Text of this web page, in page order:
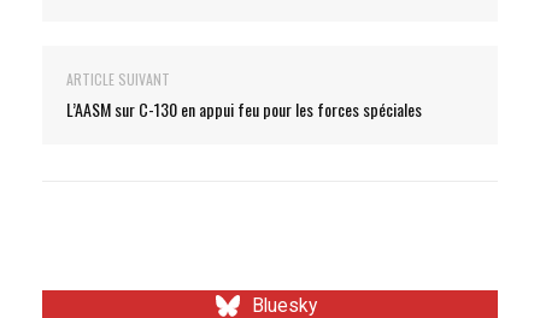
ARTICLE SUIVANT
L’AASM sur C-130 en appui feu pour les forces spéciales
Bluesky